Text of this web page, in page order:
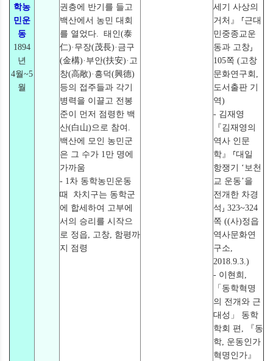
학농
민운
동
1894
년
4월~5
월
권층에 반기를 들고
백산에서 농민 대회
를 열었다. 태인(泰
仁)·무장(茂長)·금구
(金構)·부안(扶安)·고
창(高敞)·흥덕(興德)
등의 접주들과 각기
병력을 이끌고 전봉
준이 먼저 점령한 백
산(白山)으로 참여.
백산에 모인 농민군
은 그 수가 1만 명에
가까움
- 1차 동학농민운동
때 차치구는 동학군
에 합세하여 고부에
서의 승리를 시작으
로 정읍, 고창, 함평까
지 점령
세기 사상의
거처』 ⸢근대
민중종교운
동과 고창⸥
105쪽 (고창
문화연구회,
도서출판 기
역)
- 김재영
『김재영의
역사 인문
학』 ⸢대일
항쟁기 ‘보천
교 운동’을
전개한 차경
석⸥ 323~324
쪽 ((사)정읍
역사문화연
구소,
2018.9.3.)
- 이현희,
「동학혁명
의 전개와 근
대성」 동학
학회 편, 『동
학, 운동인가
혁명인가』